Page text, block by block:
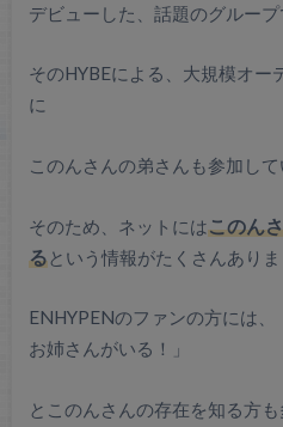
デビューした、話題のグループ
そのHYBEによる、大規模オー
に
このんさんの弟さんも参加して
そのため、ネットにはこのん
るという情報がたくさんありま
ENHYPENのファンの方には
お姉さんがいる！」
とこのんさんの存在を知る方も